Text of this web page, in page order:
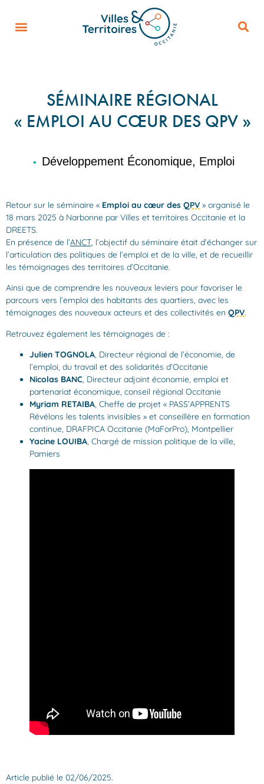
SÉMINAIRE RÉGIONAL
« EMPLOI AU CŒUR DES QPV »
• Développement Économique, Emploi
Retour sur le séminaire « Emploi au cœur des QPV » organisé le
18 mars 2025 à Narbonne par Villes et territoires Occitanie et la
DREETS.
En présence de l’ANCT, l’objectif du séminaire était d’échanger sur
l’articulation des politiques de l’emploi et de la ville, et de recueillir
les témoignages des territoires d’Occitanie.
Ainsi que de comprendre les nouveaux leviers pour favoriser le
parcours vers l’emploi des habitants des quartiers, avec les
témoignages des nouveaux acteurs et des collectivités en QPV.
Retrouvez également les témoignages de :
Julien TOGNOLA, Directeur régional de l’économie, de
l’emploi, du travail et des solidarités d’Occitanie
Nicolas BANC, Directeur adjoint économie, emploi et
partenariat économique, conseil régional Occitanie
Myriam RETAIBA, Cheffe de projet « PASS’APPRENTS
Révélons les talents invisibles » et conseillère en formation
continue, DRAFPICA Occitanie (MaForPro), Montpellier
Yacine LOUIBA, Chargé de mission politique de la ville,
Pamiers
Article publié le 02/06/2025.